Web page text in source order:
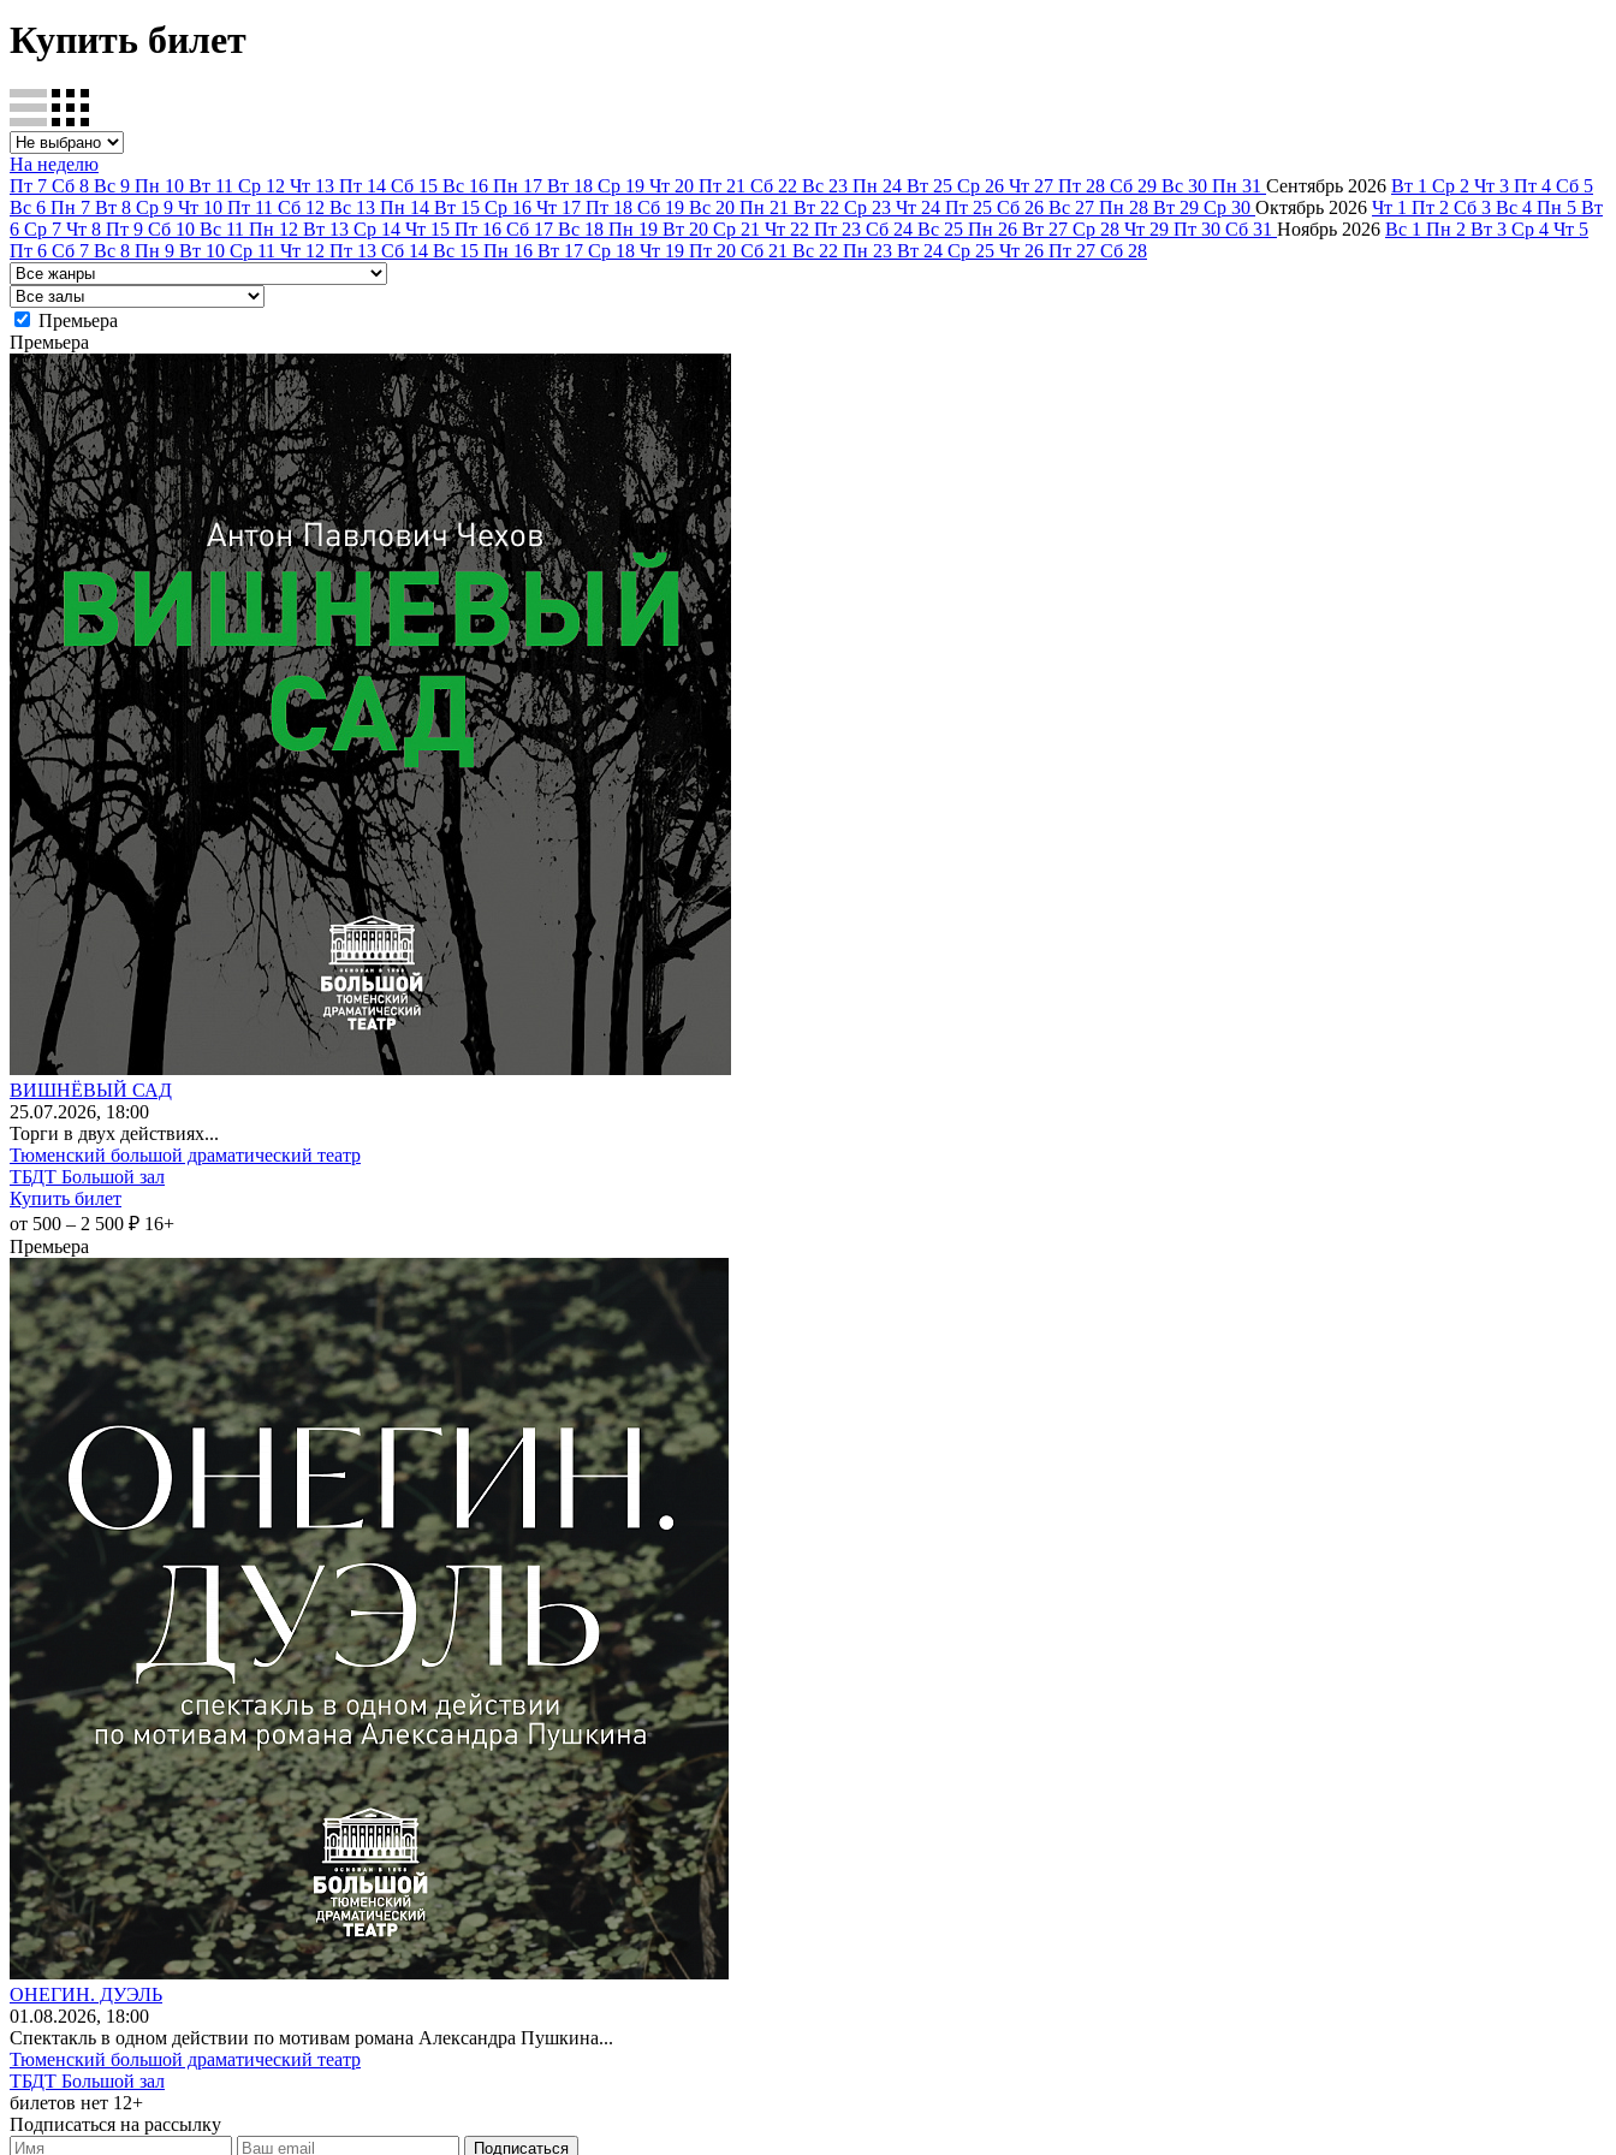
Купить билет
На неделю
Пт 7 Сб 8 Вс 9 Пн 10 Вт 11 Ср 12 Чт 13 Пт 14 Сб 15 Вс 16 Пн 17 Вт 18 Ср 19 Чт 20 Пт 21 Сб 22 Вс 23 Пн 24 Вт 25 Ср 26 Чт 27 Пт 28 Сб 29 Вс 30 Пн 31 Сентябрь 2026 Вт 1 Ср 2 Чт 3 Пт 4 Сб 5
Вс 6 Пн 7 Вт 8 Ср 9 Чт 10 Пт 11 Сб 12 Вс 13 Пн 14 Вт 15 Ср 16 Чт 17 Пт 18 Сб 19 Вс 20 Пн 21 Вт 22 Ср 23 Чт 24 Пт 25 Сб 26 Вс 27 Пн 28 Вт 29 Ср 30 Октябрь 2026 Чт 1 Пт 2 Сб 3 Вс 4 Пн 5 Вт
6 Ср 7 Чт 8 Пт 9 Сб 10 Вс 11 Пн 12 Вт 13 Ср 14 Чт 15 Пт 16 Сб 17 Вс 18 Пн 19 Вт 20 Ср 21 Чт 22 Пт 23 Сб 24 Вс 25 Пн 26 Вт 27 Ср 28 Чт 29 Пт 30 Сб 31 Ноябрь 2026 Вс 1 Пн 2 Вт 3 Ср 4 Чт 5
Пт 6 Сб 7 Вс 8 Пн 9 Вт 10 Ср 11 Чт 12 Пт 13 Сб 14 Вс 15 Пн 16 Вт 17 Ср 18 Чт 19 Пт 20 Сб 21 Вс 22 Пн 23 Вт 24 Ср 25 Чт 26 Пт 27 Сб 28
Премьера
Премьера
ВИШНЁВЫЙ САД
25.07.2026, 18:00
Торги в двух действиях...
Тюменский большой драматический театр
ТБДТ Большой зал
Купить билет
от 500 – 2 500 ₽ 16+
Премьера
ОНЕГИН. ДУЭЛЬ
01 .08.2026, 18:00
Спектакль в одном действии по мотивам романа Александра Пушкина...
Тюменский большой драматический театр
ТБДТ Большой зал
билетов нет 12+
Подписаться на рассылку